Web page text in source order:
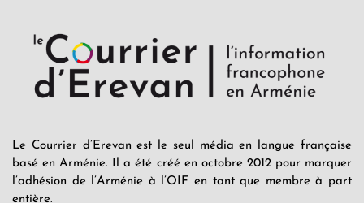
Le Courrier d’Erevan est le seul média en langue française
basé en Arménie. Il a été créé en octobre 2012 pour marquer
l’adhésion de l’Arménie à l’OIF en tant que membre à part
entière.